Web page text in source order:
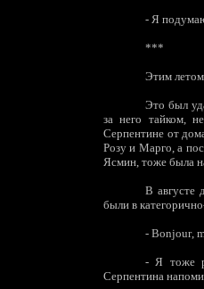
- Я
***
Этим
Это был
за него тайком,
Серпентине от
Розу и Марго, а
Ясмин, тоже была
В августе
были в
- Bonjour,
- Я тоже
Серпентина